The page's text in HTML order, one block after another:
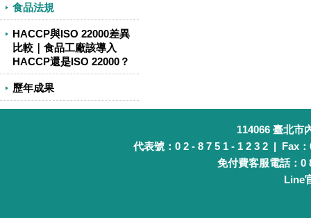
食品法規
HACCP與ISO 22000差異
比較｜食品工廠該導入
HACCP還是ISO 22000？
歷年成果
114066 臺北市
代表號：0 2 - 8 7 5 1 - 1 2 3 2 | Fax
免付費客服電話：0
Line